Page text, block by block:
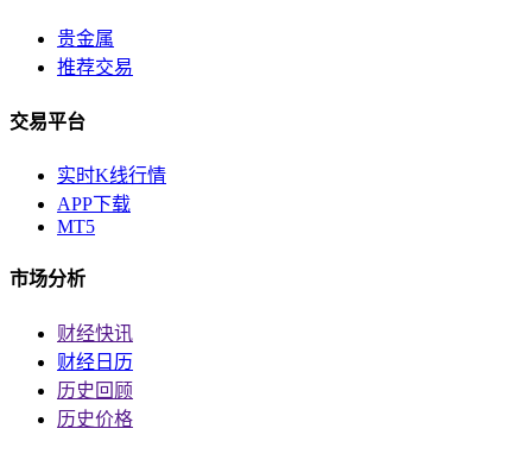
贵金属
推荐交易
交易平台
实时K线行情
APP下载
MT5
市场分析
财经快讯
财经日历
历史回顾
历史价格